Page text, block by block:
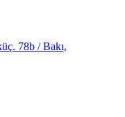
78b / Bakı,